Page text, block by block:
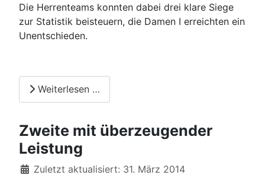
Die Herrenteams konnten dabei drei klare Siege
zur Statistik beisteuern, die Damen I erreichten ein
Unentschieden.
Weiterlesen …
Zweite mit überzeugender
Leistung
DetailsZuletzt aktualisiert: 31. März 2014